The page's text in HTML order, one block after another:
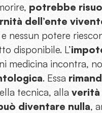
potrebbe
dell’ente
nessun potere
disponibile. L’
medicina incontra,
. Essa
tecnica, alla verità
diventare nulla,